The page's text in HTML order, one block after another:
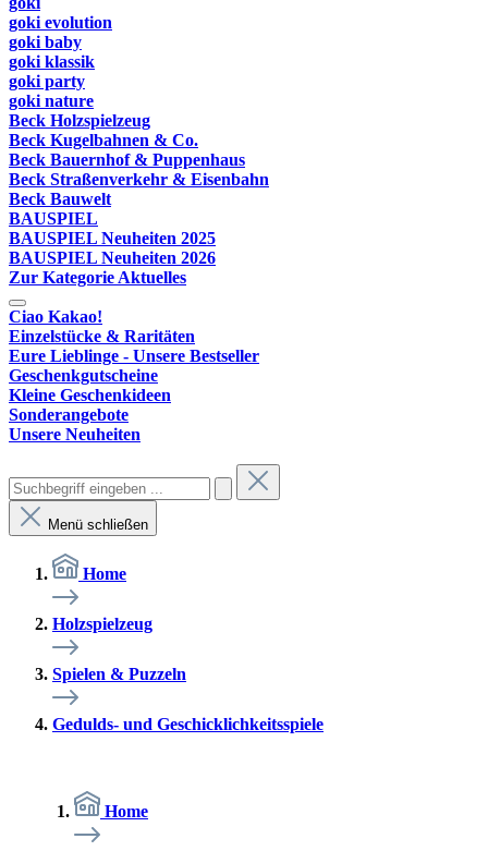
goki evolution
goki baby
goki klassik
goki party
goki nature
Beck Holzspielzeug
Beck Kugelbahnen & Co.
Beck Bauernhof & Puppenhaus
Beck Straßenverkehr & Eisenbahn
Beck Bauwelt
BAUSPIEL
BAUSPIEL Neuheiten 2025
BAUSPIEL Neuheiten 2026
Zur Kategorie Aktuelles
Ciao Kakao!
Einzelstücke & Raritäten
Eure Lieblinge - Unsere Bestseller
Geschenkgutscheine
Kleine Geschenkideen
Sonderangebote
Unsere Neuheiten
Menü schließen
Home
Holzspielzeug
Spielen & Puzzeln
Gedulds- und Geschicklichkeitsspiele
Home